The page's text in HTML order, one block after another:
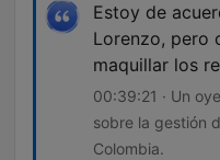
Estoy de
Lorenzo, pero
maquillar los
00:39:21 · Un
sobre la gestión
Colombia.